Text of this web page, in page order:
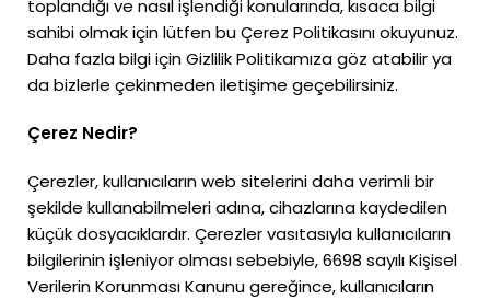
toplandığı ve nasıl işlendiği konularında, kısaca bilgi
sahibi olmak için lütfen bu Çerez Politikasını okuyunuz.
Daha fazla bilgi için Gizlilik Politikamıza göz atabilir ya
da bizlerle çekinmeden iletişime geçebilirsiniz.
Çerez Nedir?
Çerezler, kullanıcıların web sitelerini daha verimli bir
şekilde kullanabilmeleri adına, cihazlarına kaydedilen
küçük dosyacıklardır. Çerezler vasıtasıyla kullanıcıların
bilgilerinin işleniyor olması sebebiyle, 6698 sayılı Kişisel
Verilerin Korunması Kanunu gereğince, kullanıcıların